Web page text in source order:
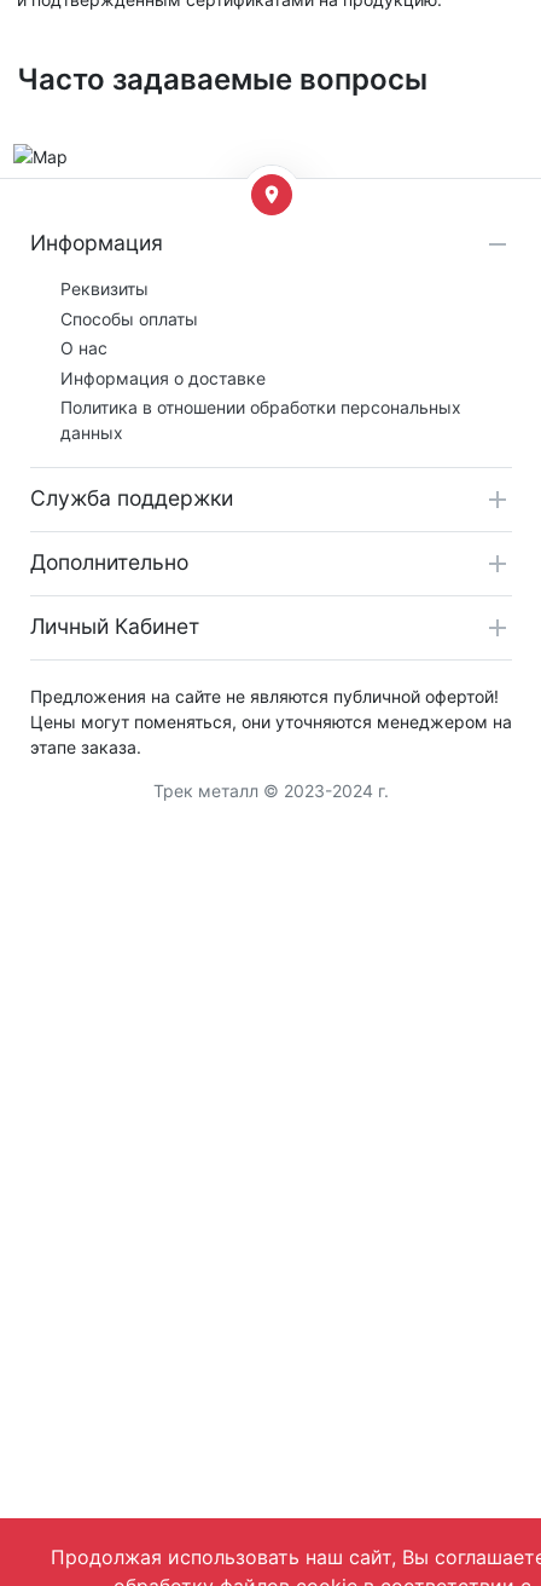
Часто задаваемые вопросы
Информация
Реквизиты
Способы оплаты
О нас
Информация о доставке
Политика в отношении обработки персональных
данных
Служба поддержки
Дополнительно
Личный Кабинет
Предложения на сайте не являются публичной офертой!
Цены могут поменяться, они уточняются менеджером на
этапе заказа.
Трек металл © 2023-2024 г.
Продолжая использовать наш сайт, Вы